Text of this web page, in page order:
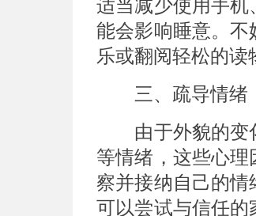
适当减少使用手
能会影响睡意。
乐或翻阅轻松的读
三、疏导情绪
由于外貌的变化
等情绪，这些心
察并接纳自己的情
可以尝试与信任